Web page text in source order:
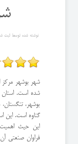
نوشته شده توسط ثبت
شهر بوشهر مرکز
شده است. استان
بوشهر،
گناوه است. این
این حیث
فراوان صنعتی